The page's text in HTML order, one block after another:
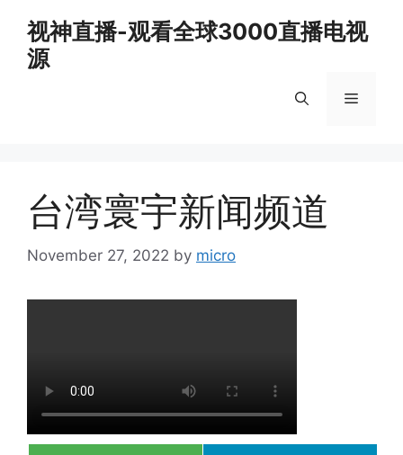
content
视神直播-观看全球3000直播电视
源
Menu
台湾寰宇新闻频道
November 27, 2022 by micro